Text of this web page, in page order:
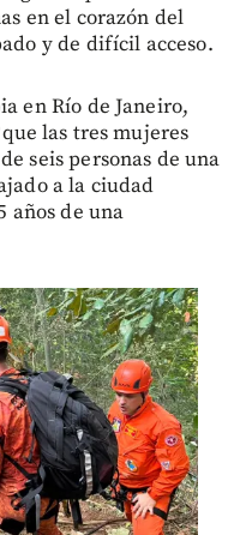
en el corazón del
y de difícil acceso.
en Río de Janeiro,
las tres mujeres
seis personas de una
a la ciudad
años de una